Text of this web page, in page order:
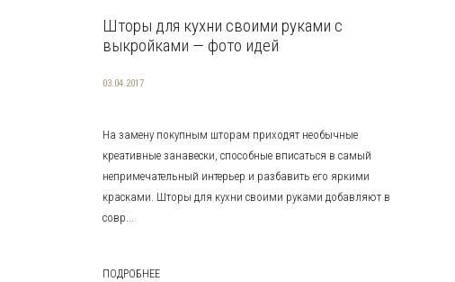
Шторы для кухни своими руками с
выкройками — фото идей
03.04.2017
На замену покупным шторам приходят необычные
креативные занавески, способные вписаться в самый
непримечательный интерьер и разбавить его яркими
красками. Шторы для кухни своими руками добавляют в
совр...
ПОДРОБНЕЕ